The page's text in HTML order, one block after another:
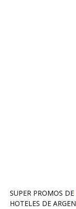
SUPER PROMOS DE
HOTELES DE